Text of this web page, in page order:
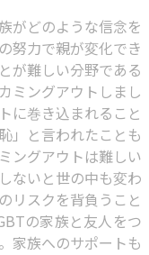
がどのような信念を
努力で親が変化でき
が難しい分野である
ミングアウトしまし
に巻き込まれること
」と言われたことも
ングアウトは難しい
ないと世の中も変わ
リスクを背負うこと
の家族と友人をつ
家族へのサポートも